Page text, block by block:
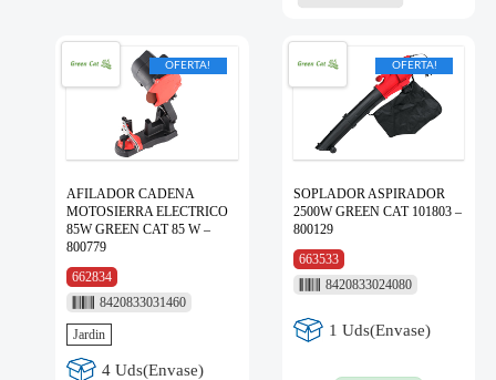
OFERTA!
AFILADOR CADENA
MOTOSIERRA ELECTRICO
85W GREEN CAT 85 W –
800779
662834
8420833031460
Jardin
4 Uds(Envase)
OFERTA!
SOPLADOR ASPIRADOR
2500W GREEN CAT 101803 –
800129
663533
8420833024080
1 Uds(Envase)